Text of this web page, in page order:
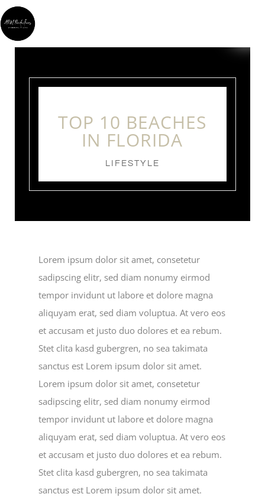
TOP 10 BEACHES
IN FLORIDA
LIFESTYLE
Lorem ipsum dolor sit amet, consetetur
sadipscing elitr, sed diam nonumy eirmod
tempor invidunt ut labore et dolore magna
aliquyam erat, sed diam voluptua. At vero eos
et accusam et justo duo dolores et ea rebum.
Stet clita kasd gubergren, no sea takimata
sanctus est Lorem ipsum dolor sit amet.
Lorem ipsum dolor sit amet, consetetur
sadipscing elitr, sed diam nonumy eirmod
tempor invidunt ut labore et dolore magna
aliquyam erat, sed diam voluptua. At vero eos
et accusam et justo duo dolores et ea rebum.
Stet clita kasd gubergren, no sea takimata
sanctus est Lorem ipsum dolor sit amet.